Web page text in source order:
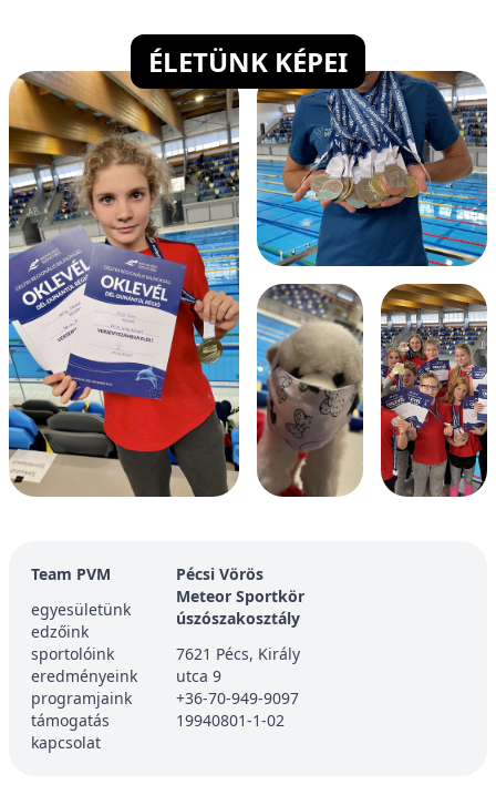
ÉLETÜNK KÉPEI
Team PVM
egyesületünk
edzőink
sportolóink
eredményeink
programjaink
támogatás
kapcsolat
Pécsi Vörös
Meteor Sportkör
úszószakosztály
7621 Pécs, Király
utca 9
+36-70-949-9097
19940801-1-02